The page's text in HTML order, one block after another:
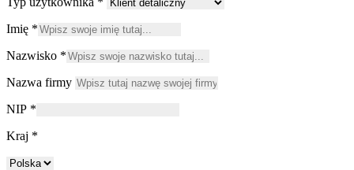
Imię *
Nazwisko *
Nazwa firmy
NIP *
Kraj *